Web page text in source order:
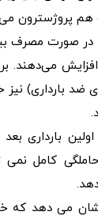
پروژسترون
می‌دهند.
ضد بارداری) نیز
کامل نمی
می دهد که